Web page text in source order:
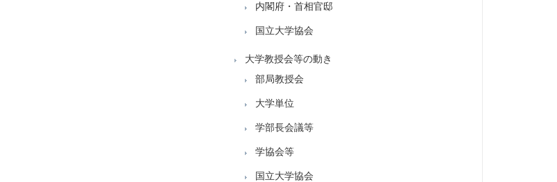
内閣府・首相官邸
国立大学協会
大学教授会等の動き
部局教授会
大学単位
学部長会議等
学協会等
国立大学協会